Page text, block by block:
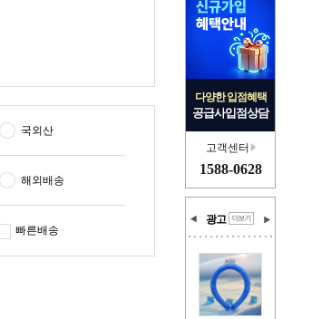
다양한 입점혜택
공급사입점상담
고객센터
1588-0628
광고
국외산
해외배송
빠른배송